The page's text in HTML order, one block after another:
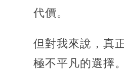
代價。
但對我來說，真
極不平凡的選擇。